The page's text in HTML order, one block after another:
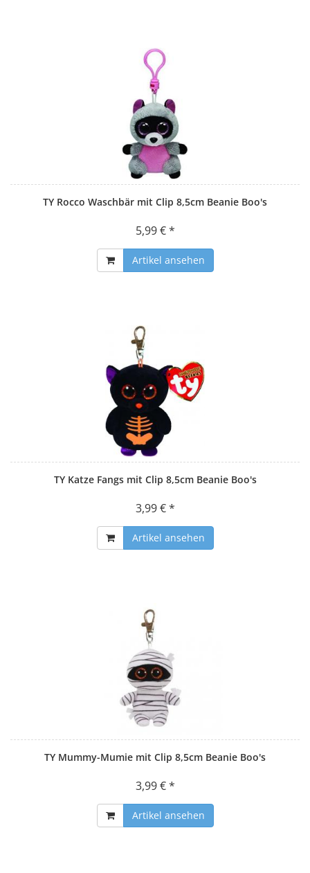
TY Rocco Waschbär mit Clip 8,5cm Beanie Boo's
5,99 € *
Artikel ansehen
TY Katze Fangs mit Clip 8,5cm Beanie Boo's
3,99 € *
Artikel ansehen
TY Mummy-Mumie mit Clip 8,5cm Beanie Boo's
3,99 € *
Artikel ansehen